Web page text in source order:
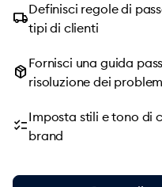
local_shippingDefinisci regole di
tipi di clienti
package_2Fornisci una guida
risoluzione dei
checklistImposta stili e tono di
brand